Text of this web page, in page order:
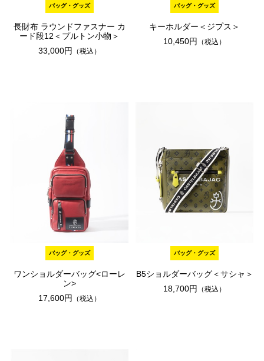
バッグ・グッズ
長財布 ラウンドファスナー カ
ード段12＜プルトン小物＞
33,000円
（税込）
バッグ・グッズ
キーホルダー＜ジプス＞
10,450円
（税込）
バッグ・グッズ
ワンショルダーバッグ<ローレ
ン>
17,600円
（税込）
バッグ・グッズ
B5ショルダーバッグ＜サシャ＞
18,700円
（税込）